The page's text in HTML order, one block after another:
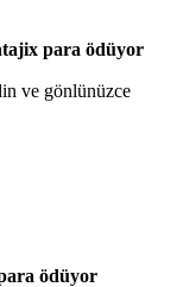
para ödüyor
ve gönlünüzce
ödüyor